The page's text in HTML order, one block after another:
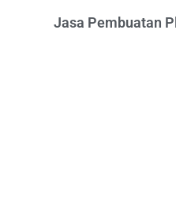
Jasa Pembuatan